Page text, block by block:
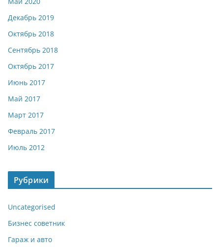
Декабрь 2019
Октябрь 2018
Сентябрь 2018
Октябрь 2017
Июнь 2017
Май 2017
Март 2017
Февраль 2017
Июль 2012
Рубрики
Uncategorised
Бизнес советник
Гараж и авто